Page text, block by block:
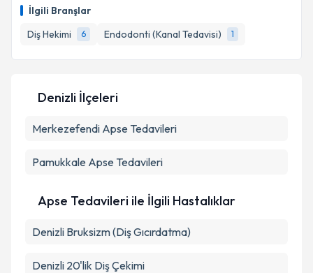
İlgili Branşlar
Diş Hekimi
6 Endodonti (Kanal Tedavisi) 1
takvim hazırlandığında e-posta ile bilgilendireceğiz.
E-posta Adresiniz
Metni'ni okudum ve kişisel verilerimin belirtilen
Denizli İlçeleri
Merkezefendi Apse Tedavileri
Pamukkale Apse Tedavileri
Apse Tedavileri ile İlgili Hastalıklar
Denizli Bruksizm (Diş Gıcırdatma)
Denizli 20'lik Diş Çekimi